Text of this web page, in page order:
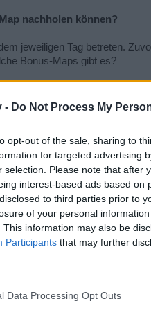
- Do Not Process My
opt-out of the sale, sharing to
for targeted advertising
selection. Please note that after
interest-based ads based
to third parties prior to
of your personal
This information may also be
Participants that may further
Data Processing Opt Outs
nachholen können?
jeweiligen Tag betreten.
Bonus-Maps gibt es?
sowie Eisiger Odem,
Quest freischalten. Die
Rabatt erspielen. Für
des Events freigeschaltet
NPC`s geben?
Generäle ihr Unwesen.
Boss NPC’s und deren
auf der Karte